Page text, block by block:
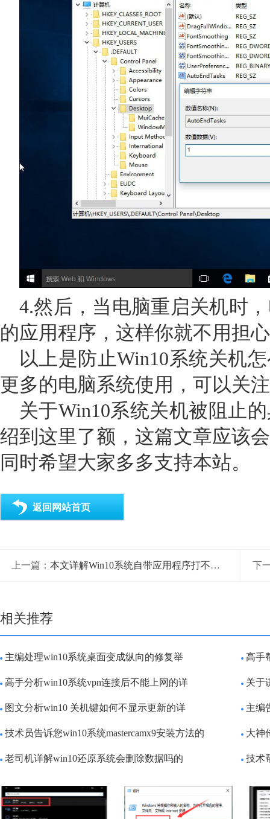
4.然后，当电脑重启关机时
的应用程序，这样你就不用担
以上是防止Win10系统关机
更多的电脑系统使用，可以关
关于Win10系统关机被阻止
绍到这里了额，这篇文章应该
同时希望大家多多支持本站。
返回网站首页
上一篇： 本文详解Win10系统自带应用程序打不开图解的完全处理技巧 下
相关推荐
主编处理win10系统桌面变成纵向的修复举 高手
高手分析win10系统vpn连接后不能上网的详 关于
图文分析win10 关机键如何不显示更新的详 主编
技术员告诉您win10系统mastercamx9安装方法的 大神
老司机详解win10还原系统会删除数据吗的 技术